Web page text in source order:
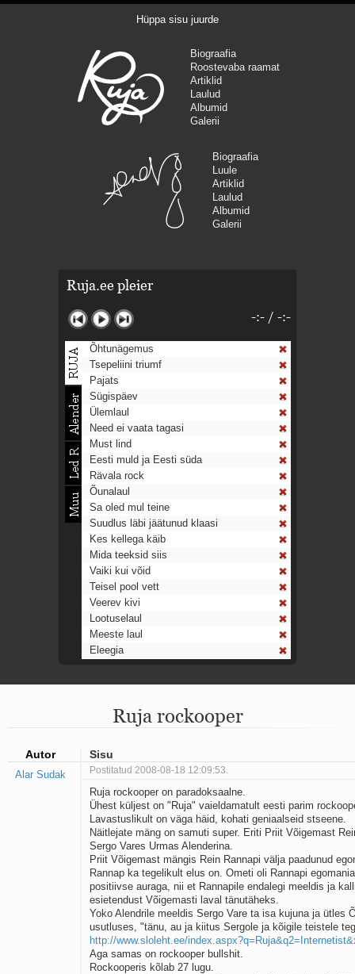
Hüppa sisu juurde
Biograafia
Roostevaba raamat
Artiklid
Laulud
Albumid
Galerii
Biograafia
Luule
Artiklid
Laulud
Albumid
Galerii
Ruja.ee pleier
-:- / -:-
Õhtunägemus
Tsepeliini triumf
Pajats
Sügispäev
Ülemlaul
Need ei vaata tagasi
Must lind
Eesti muld ja Eesti süda
Rävala rock
Õunalaul
Sa oled mul teine
Suudlus läbi jäätunud klaasi
Kes kellega käib
Mida teeksid siis
Vaiki kui võid
Teisel pool vett
Veerev kivi
Lootuselaul
Meeste laul
Eleegia
Ahtumine
Mu isamaa on minu arm
Ma mustas öös näen...
Aeg
Oota mind
Ih-ih-hii ja ah-ah-haa
Päikeselapsed
Laul võimalusest
Luigelaul
Nii vaikseks kõik on jäänud
Mis saab sellest loomusevalust
Ei mullast
Avanemine
Üleminek
Laul teost
Põhi, lõuna, ida, lääs
Elupõline kaja
Ruja rockooper
Autor Sisu
Alar Sudak Postitatud 2008-08-18 12:09:53.
Ruja rockooper on paradoksaalne.
Ühest küljest on "Ruja" vaieldamatult eesti parim
Lavastuslikult on väga häid, kohati geniaalseid stseene.
Näitlejate mäng on samuti super. Eriti Priit Võigemast
Sergo Vares Urmas Alenderina.
Priit Võigemast mängis Rein Rannapi välja paadunud
Rannap ka tegelikult elus on. Ometi oli Rannapi
positiivse auraga, nii et Rannapile endalegi meeldis ja
esietendust Võigemasti laval tänutäheks.
Yoko Alendrile meeldis Sergo Vare ta isa kujuna ja ütles
usutluses, "tänu, au ja kiitus Sergole ja kõigile teistele
http://www.sloleht.ee/
Aga samas on rockooper bullshit.
Rockooperis kõlab 27 lugu.